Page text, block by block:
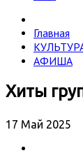
Главная
АФИША
Хиты
17 Май 2025